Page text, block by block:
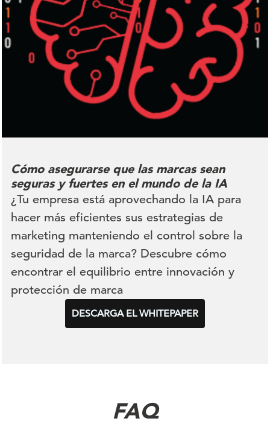
Cómo asegurarse que las marcas sean
seguras y fuertes en el mundo de la IA
¿Tu empresa está aprovechando la IA para
hacer más eficientes sus estrategias de
marketing manteniendo el control sobre la
seguridad de la marca? Descubre cómo
encontrar el equilibrio entre innovación y
protección de marca
DESCARGA EL WHITEPAPER
FAQ